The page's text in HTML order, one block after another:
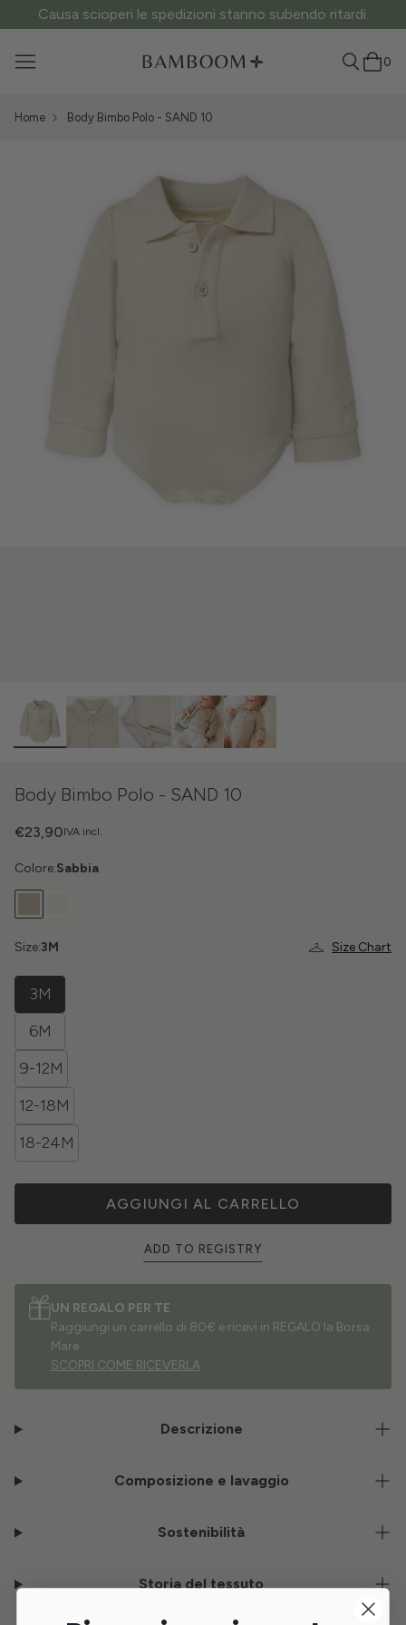
ATTENZIONE ai siti fake: questo è l’unico sito ufficiale.
0
Home Body Bimbo Polo - SAND 10
Body Bimbo Polo - SAND 10
IVA incl.
€23,90
Colore:Sabbia
Size Chart
Size:3M
3M
6M
9-12M
12-18M
18-24M
AGGIUNGI AL CARRELLO
ADD TO REGISTRY
UN REGALO PER TE
Raggiungi un carrello di 80€ e ricevi in REGALO la Borsa
Mare.
SCOPRI COME RICEVERLA
Descrizione
Composizione e lavaggio
Sostenibilità
Storia del tessuto